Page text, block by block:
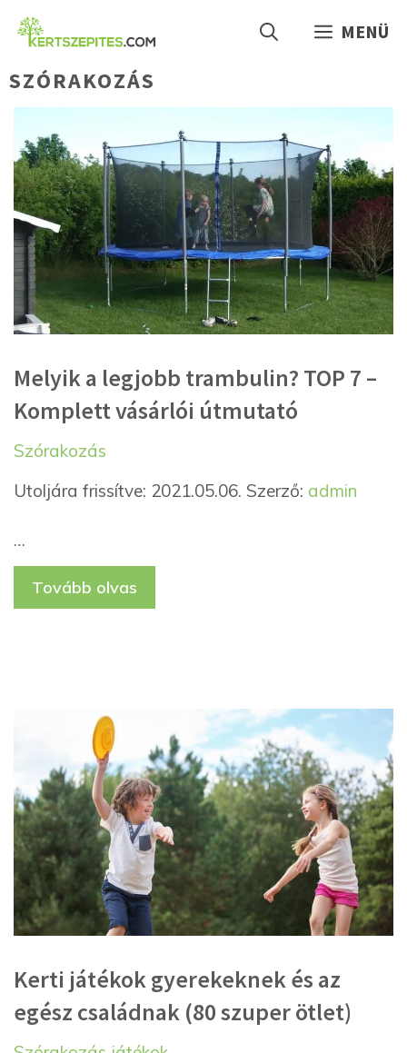
Kilépés
MENÜ
SZÓRAKOZÁS
Melyik a legjobb trambulin? TOP 7 –
Komplett vásárlói útmutató
Kategória
Szórakozás
Utoljára frissítve: 2021.05.06. Szerző: admin
…
Tovább olvas
Kerti játékok gyerekeknek és az
egész családnak (80 szuper ötlet)
Kategória Címkék